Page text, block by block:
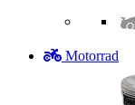
Motorrad